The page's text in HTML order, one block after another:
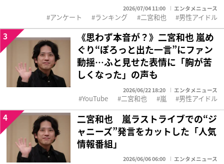
2026/07/04 11:00 エンタメニュース
アンケート ランキング 二宮和也 男性アイドル
《思わず本音が？》二宮和也 嵐め
ぐり“ぽろっと出た一言”にファン
動揺…ふと見せた表情に「胸が苦
しくなった」の声も
2026/06/22 18:20 エンタメニュース
3
YouTube 二宮和也 嵐 男性アイドル
二宮和也 嵐ラストライブでの“ジ
ャニーズ”発言をカットした「人気
情報番組」
2026/06/06 06:00 エンタメニュース
4